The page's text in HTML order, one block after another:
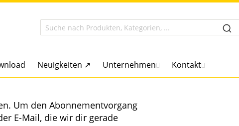
Neuigkeiten ↗ Unternehmen Kontakt
Um den Abonnementvorgang
E-Mail, die wir dir gerade